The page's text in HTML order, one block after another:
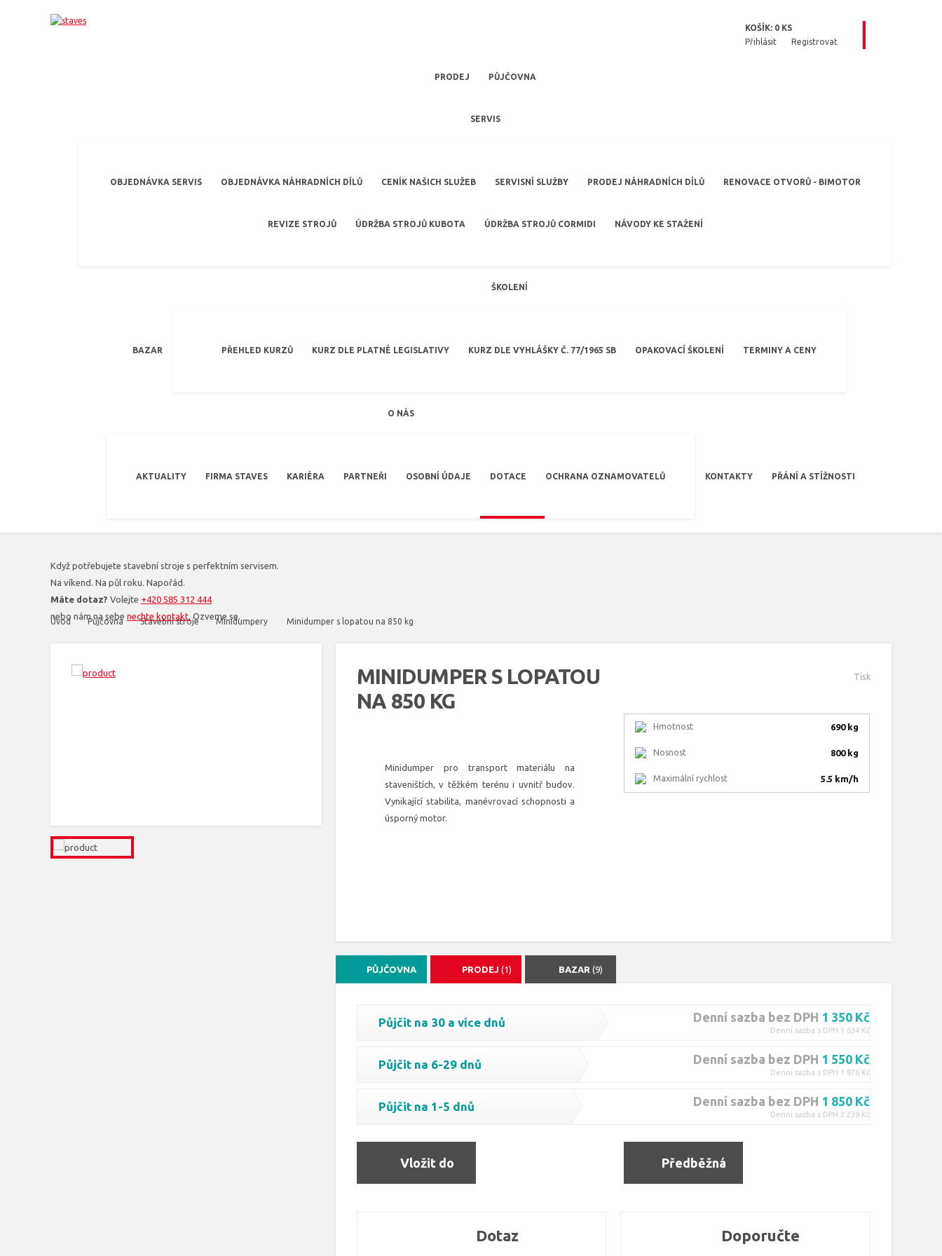
KOŠÍK: 0 KS
Přihlásit
Registrovat
PRODEJ PŮJČOVNA
SERVIS
OBJEDNÁVKA SERVIS OBJEDNÁVKA NÁHRADNÍCH DÍLŮ CENÍK NAŠICH SLUŽEB SERVISNÍ SLUŽBY PRODEJ NÁHRADNÍCH DÍLŮ RENOVACE OTVORŮ - BIMOTOR
REVIZE STROJŮ ÚDRŽBA STROJŮ KUBOTA ÚDRŽBA STROJŮ CORMIDI NÁVODY KE STAŽENÍ
BAZAR
ŠKOLENÍ
PŘEHLED KURZŮ KURZ DLE PLATNÉ LEGISLATIVY KURZ DLE VYHLÁŠKY Č. 77/1965 SB OPAKOVACÍ ŠKOLENÍ TERMINY A CENY
O NÁS
AKTUALITY FIRMA STAVES KARIÉRA PARTNEŘI OSOBNÍ ÚDAJE DOTACE OCHRANA OZNAMOVATELŮ KONTAKTY PŘÁNÍ A STÍŽNOSTI
Když potřebujete stavební stroje s perfektním servisem.
Na víkend. Na půl roku. Napořád.
Máte dotaz? Volejte +420 585 312 444
nebo nám na sebe nechte kontakt. Ozveme se.
Úvod Půjčovna Stavební stroje Minidumpery Minidumper s lopatou na 850 kg
MINIDUMPER S LOPATOU
NA 850 KG
Minidumper pro transport materiálu na
staveništích, v těžkém terénu i uvnitř budov.
Vynikající stabilita, manévrovací schopnosti a
úsporný motor.
Tisk
Hmotnost 690 kg
Nosnost 800 kg
Maximální rychlost 5.5 km/h
PŮJČOVNA PRODEJ (1) BAZAR(9)
Půjčit na 30 a více dnů Denní sazba bez DPH 1 350 Kč
Denní sazba s DPH 1 634 Kč
Půjčit na 6-29 dnů Denní sazba bez DPH 1 550 Kč
Denní sazba s DPH 1 876 Kč
Půjčit na 1-5 dnů Denní sazba bez DPH 1 850 Kč
Denní sazba s DPH 2 239 Kč
Vložit do Předběžná
Dotaz Doporučte